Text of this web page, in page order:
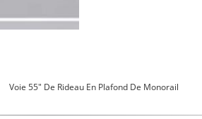
Voie 55" De Rideau En Plafond De Monorail